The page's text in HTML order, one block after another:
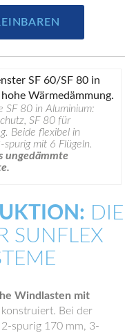
SF 80 in Aluminium:
SF 80 für
Beide flexibel in
mit 6 Flügeln.
ungedämmte
DIE
SUNFLEX
Windlasten mit
Bei der
spurig 170 mm, 3-